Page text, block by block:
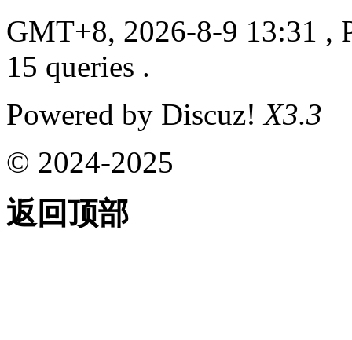
GMT+8, 2026-8-9 13:31 ,
15 queries .
Powered by Discuz!X3.3
© 2024-2025
返回顶部